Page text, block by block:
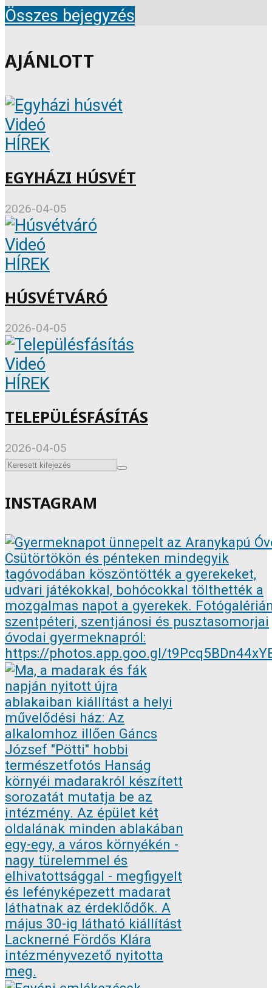
Összes bejegyzés
AJÁNLOTT
Videó
HÍREK
EGYHÁZI HÚSVÉT
2026-04-05
Videó
HÍREK
HÚSVÉTVÁRÓ
2026-04-05
Videó
HÍREK
TELEPÜLÉSFÁSÍTÁS
2026-04-05
INSTAGRAM